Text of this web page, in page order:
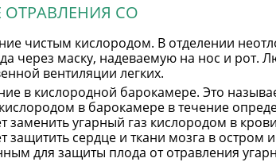
ОТРАВЛЕНИЯ СО
чистым кислородом. В отделении
через маску, надеваемую на нос и рот.
вентиляции легких.
в кислородной барокамере. Это
в барокамере в течение
заменить угарный газ кислородом в
защитить сердце и ткани мозга в
для защиты плода от отравления